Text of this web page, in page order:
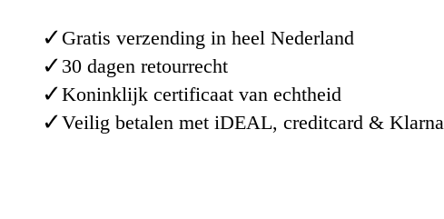
✓ Gratis verzending in heel Nederland
✓ 30 dagen retourrecht
✓Koninklijk certificaat van echtheid
✓Veilig betalen met iDEAL, creditcard & Klarna